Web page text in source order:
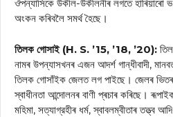
ঔপন্যাসিকে উকীল-উকীলনীৰ লগতে
অংকন কৰিবলৈ সমর্থ হৈছে।
তিলক গোসাই (H. S. ’15, ’18, ’20):
নামৰ উপন্যাসখনৰ এজন আদর্শ গান্ধীবাদী,
তিলক গোসাঁইক জেলত লগ পাইছে। জেলৰ
স্বাধীনতা আন্দোলনৰ বাণী প্ৰচাৰ কৰিছে।
মহিমা, সত্যাগ্রহীৰ ধৰ্ম, স্বাবলম্বীতাৰ তত্ত্ব